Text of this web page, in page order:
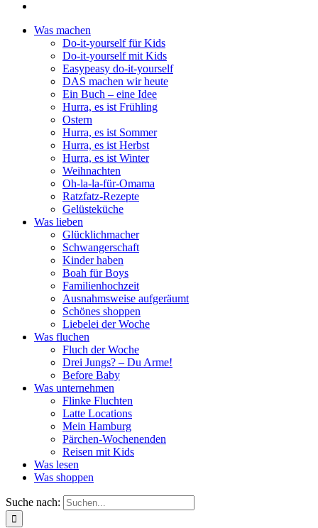
Was machen
Do-it-yourself für Kids
Do-it-yourself mit Kids
Easypeasy do-it-yourself
DAS machen wir heute
Ein Buch – eine Idee
Hurra, es ist Frühling
Ostern
Hurra, es ist Sommer
Hurra, es ist Herbst
Hurra, es ist Winter
Weihnachten
Oh-la-la-für-Omama
Ratzfatz-Rezepte
Gelüsteküche
Was lieben
Glücklichmacher
Schwangerschaft
Kinder haben
Boah für Boys
Familienhochzeit
Ausnahmsweise aufgeräumt
Schönes shoppen
Liebelei der Woche
Was fluchen
Fluch der Woche
Drei Jungs? – Du Arme!
Before Baby
Was unternehmen
Flinke Fluchten
Latte Locations
Mein Hamburg
Pärchen-Wochenenden
Reisen mit Kids
Was lesen
Was shoppen
Suche nach: